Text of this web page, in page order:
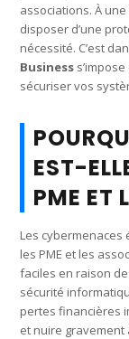
associations. À
disposer d’une
nécessité. C’est
Business
sécuriser vos
EST-
PME ET
Les
les PME et les
faciles en raison
sécurité
pertes financières
et nuire